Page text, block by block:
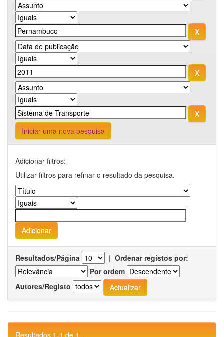
Iniciar uma nova pesquisa
Adicionar filtros:
Utilizar filtros para refinar o resultado da pesquisa.
Resultados/Página | Ordenar registos por:
Por ordem
Autores/Registo
Resultados 1-1 de 1.